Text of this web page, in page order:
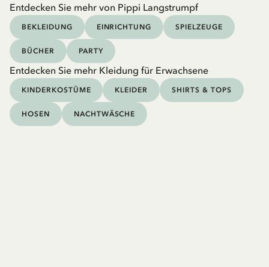
Entdecken Sie mehr von Pippi Langstrumpf
BEKLEIDUNG EINRICHTUNG SPIELZEUGE
BÜCHER PARTY
Entdecken Sie mehr Kleidung für Erwachsene
KINDERKOSTÜME KLEIDER SHIRTS & TOPS
HOSEN NACHTWÄSCHE